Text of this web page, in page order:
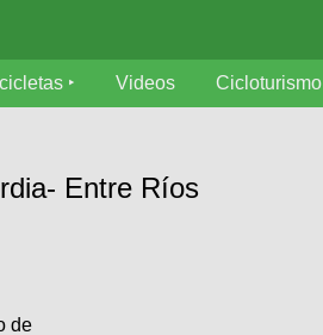
Videos Cicloturismo
Entre Ríos
de